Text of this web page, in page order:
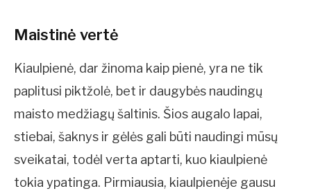
Maistinė vertė
Kiaulpienė, dar žinoma kaip pienė, yra ne tik
paplitusi piktžolė, bet ir daugybės naudingų
maisto medžiagų šaltinis. Šios augalo lapai,
stiebai, šaknys ir gėlės gali būti naudingi mūsų
sveikatai, todėl verta aptarti, kuo kiaulpienė
tokia ypatinga. Pirmiausia, kiaulpienėje gausu